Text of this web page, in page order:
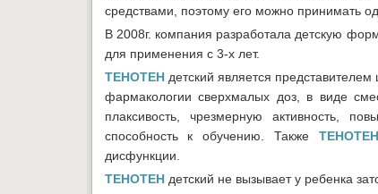
средствами, поэтому его можно принимать
В 2008г. компания разработала детскую
для применения с 3-х лет.
ТЕНОТЕНдетский является
фармакологии сверхмалых доз, в виде
плаксивость, чрезмерную активность,
способность к обучению. Также ТЕНОТЕН
дисфункции.
ТЕНОТЕН детский не вызывает у ребенка